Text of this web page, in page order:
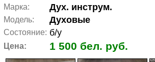
Марка: Дух. инструм.
Модель: Духовые
Состояние: б/у
Цена: 1 500 бел. руб.